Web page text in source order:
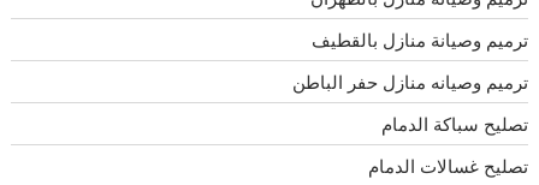
ترميم وصيانة منازل بالقطيف
ترميم وصيانه منازل حفر الباطن
تصليح سباكة الدمام
تصليح غسالات الدمام